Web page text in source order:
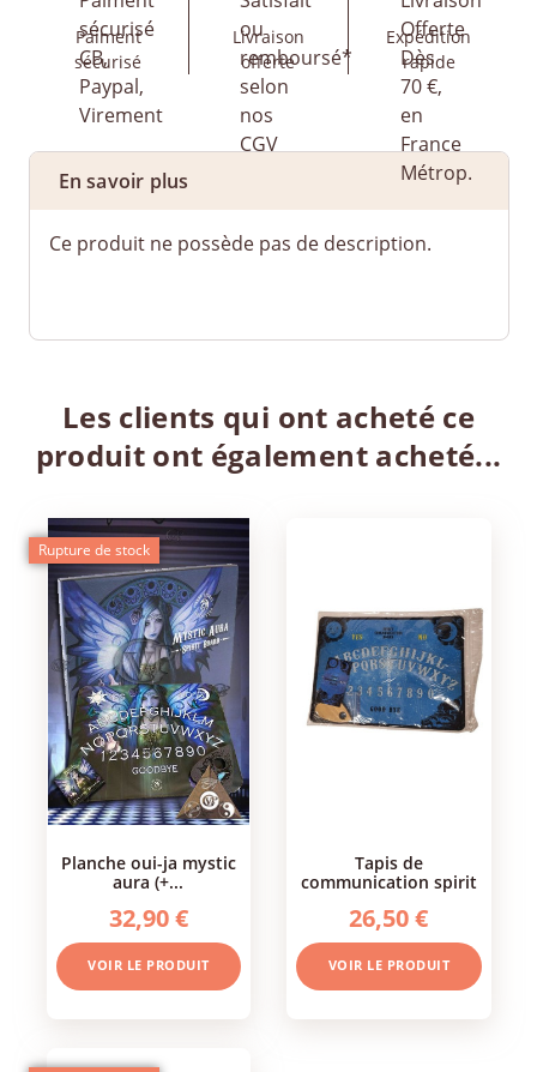
Paiment
sécurisé
Livraison
offerte
Expédition
rapide
En savoir plus
Ce produit ne possède pas de description.
Les clients qui ont acheté ce
produit ont également acheté...
planche oui-ja mystic
aura (+...
32,90 €
VOIR LE PRODUIT
Rupture de stock
tapis de
communication spirit
26,50 €
VOIR LE PRODUIT